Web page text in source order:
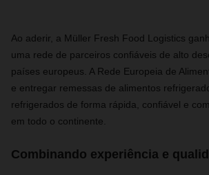
Ao aderir, a Müller Fresh Food Logistics
uma rede de parceiros confiáveis de alto
países europeus. A Rede Europeia de
e entregar remessas de alimentos
refrigerados de forma rápida, confiável e
em todo o continente.
Combinando experiência e